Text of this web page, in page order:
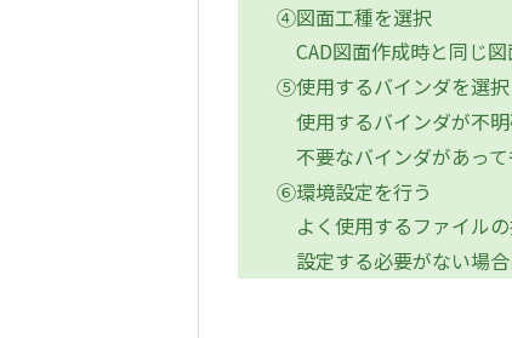
④図面工種を選択
CAD図面作成時と同じ
⑤使用するバインダを選択
使用するバインダが不明
不要なバインダがあって
⑥環境設定を行う
よく使用するファイルの
設定する必要がない場